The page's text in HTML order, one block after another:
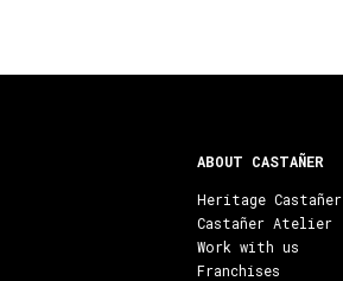
ABOUT CASTAÑER
Heritage Castañer
Castañer Atelier
Work with us
Franchises